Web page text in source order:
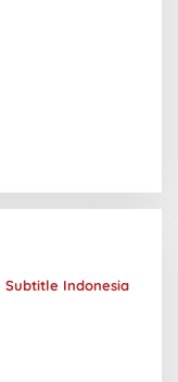
Subtitle Indonesia